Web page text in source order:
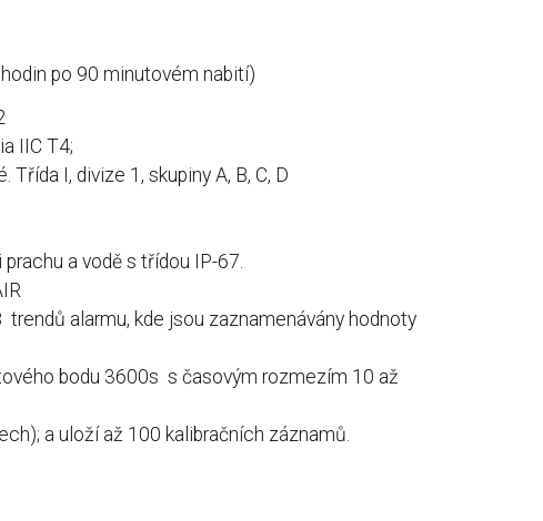
po 90 minutovém nabití)
IIC T4;
Třída I, divize 1, skupiny A, B, C, D
a vodě s třídou IP-67.
trendů alarmu, kde jsou zaznamenávány hodnoty
bodu 3600s s časovým rozmezím 10 až
a uloží až 100 kalibračních záznamů.